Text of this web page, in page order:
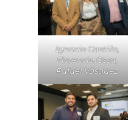
Ignacio Castillo,
Florencia Ossa,
Rafael Vásquez